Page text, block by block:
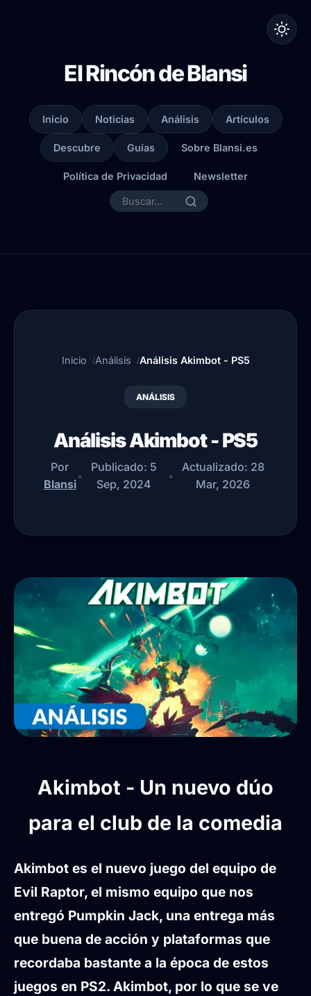
El Rincón de Blansi
Inicio Noticias Análisis Artículos
Descubre Guías Sobre Blansi.es
Política de Privacidad Newsletter
Inicio Análisis Análisis Akimbot - PS5
ANÁLISIS
Análisis Akimbot - PS5
Por
Blansi
•
Publicado: 5
Sep, 2024
•
Actualizado: 28
Mar, 2026
Akimbot - Un nuevo dúo
para el club de la comedia
Akimbot es el nuevo juego del equipo de
Evil Raptor, el mismo equipo que nos
entregó Pumpkin Jack, una entrega más
que buena de acción y plataformas que
recordaba bastante a la época de estos
juegos en PS2. Akimbot, por lo que se ve